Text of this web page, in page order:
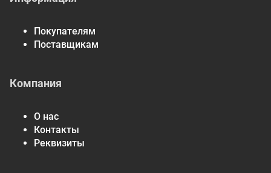
Покупателям
Поставщикам
Компания
О нас
Контакты
Реквизиты